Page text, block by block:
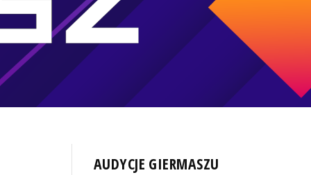
AUDYCJE GIERMASZU